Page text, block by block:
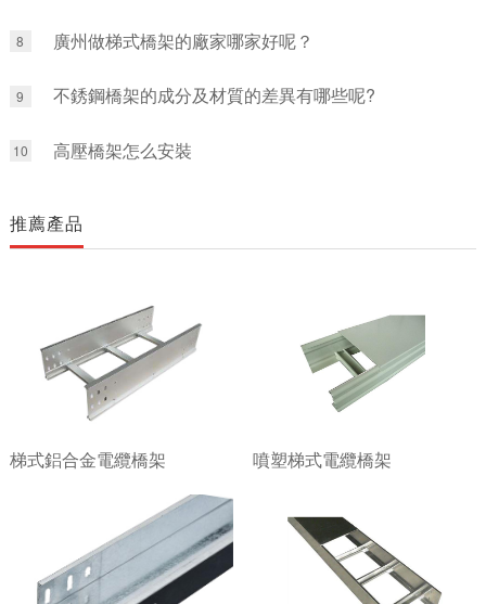
8 廣州做梯式橋架的廠家哪家好呢？
9 不銹鋼橋架的成分及材質的差異有哪些呢?
10 高壓橋架怎么安裝
推薦產品
梯式鋁合金電纜橋架 噴塑梯式電纜橋架